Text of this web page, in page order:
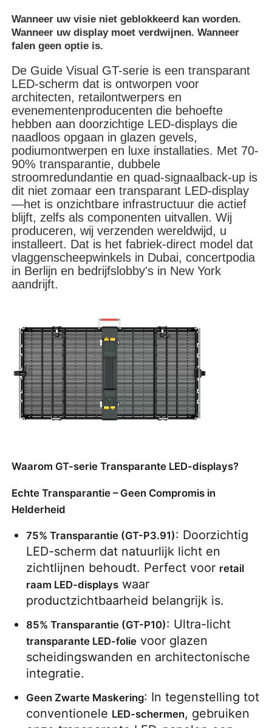
Huis
Producten
Video's
VR -show
Over Ons
Kwaliteitscontrole
Neem contact met ons op
Nieuws
Offerte Aanvragen
LED -schermscherm
Overleg het LEIDENE Scherm
Verhuur van LED-schermen
COB LED VIDEO WALL
Transparant LED -display
Wanneer uw visie niet geblokkeerd kan worden.
Wanneer uw display moet verdwijnen. Wanneer
falen geen optie is.
De Guide Visual GT-serie is een transparant
LED-scherm dat is ontworpen voor
architecten, retailontwerpers en
evenementenproducenten die behoefte
hebben aan doorzichtige LED-displays die
naadloos opgaan in glazen gevels,
podiumontwerpen en luxe installaties. Met 70-
90% transparantie, dubbele
stroomredundantie en quad-signaalback-up is
dit niet zomaar een transparant LED-display
—het is onzichtbare infrastructuur die actief
blijft, zelfs als componenten uitvallen. Wij
produceren, wij verzenden wereldwijd, u
installeert. Dat is het fabriek-direct model dat
vlaggenscheepwinkels in Dubai, concertpodia
in Berlijn en bedrijfslobby's in New York
aandrijft.
Waarom GT-serie Transparante LED-displays?
Echte Transparantie – Geen Compromis in
Helderheid
75% Transparantie (GT-P3.91): Doorzichtig
LED-scherm dat natuurlijk licht en
zichtlijnen behoudt. Perfect voor retail
raam LED-displays waar
productzichtbaarheid belangrijk is.
85% Transparantie (GT-P10)
transparante LED-folie voor glazen
scheidingswanden en architectonische
integratie.
Geen Zwarte Maskering: In tegenstelling tot
conventionele LED-schermen, gebruiken